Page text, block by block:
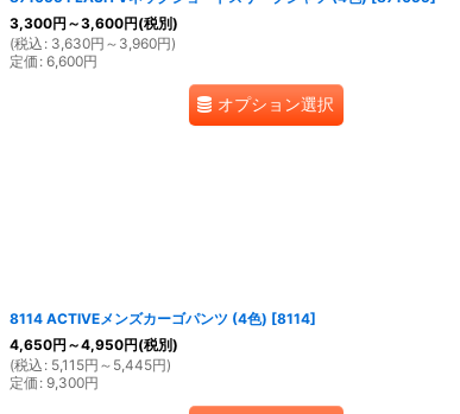
3,300円 ～3,600円(税別)
(税込 : 3,630円 ～3,960円)
定価 : 6,600円
オプション選択
8114 ACTIVEメンズカーゴパンツ (4色) [8114]
4,650円 ～4,950円(税別)
(税込 : 5,115円 ～5,445円)
定価 : 9,300円